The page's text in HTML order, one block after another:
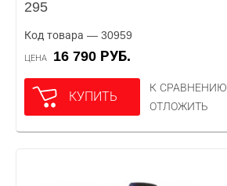
295
Код товара — 30959
ЦЕНА 16 790 РУБ.
КУПИТЬ
К СРАВНЕНИЮ
ОТЛОЖИТЬ